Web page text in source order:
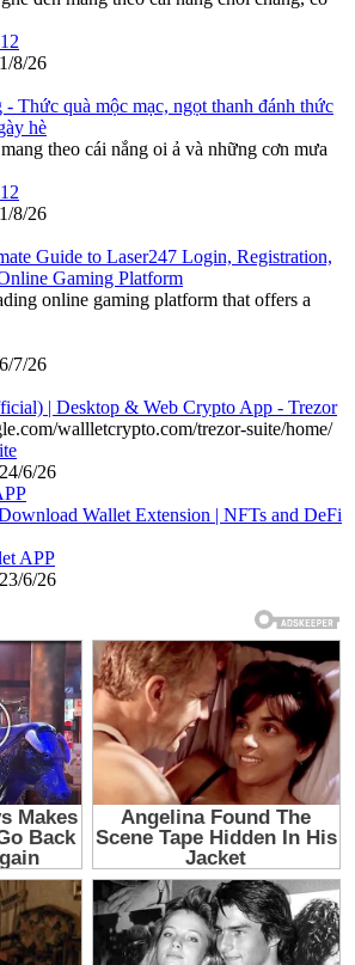
1/8/26
- Thức quà mộc mạc, ngọt thanh đánh thức
hè
theo cái nắng oi ả và những cơn mưa
1/8/26
Guide to Laser247 Login, Registration,
Gaming Platform
online gaming platform that offers a
6/7/26
| Desktop & Web Crypto App - Trezor
wallletcrypto.com/trezor-suite/home/
24/6/26
Wallet Extension | NFTs and DeFi
APP
23/6/26